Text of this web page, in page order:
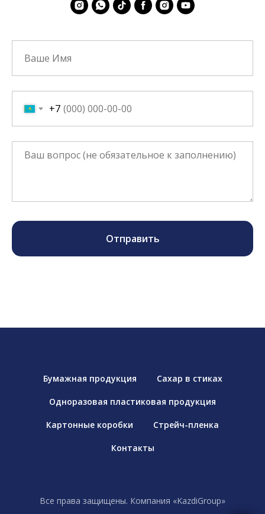
+7
Отправить
Бумажная продукция Сахар в стиках
Одноразовая пластиковая продукция
Картонные коробки Стрейч-пленка
Контакты
Все права защищены. Компания «KazdiGroup»